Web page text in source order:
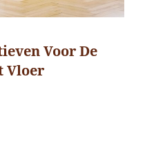
Voor De
Vloer